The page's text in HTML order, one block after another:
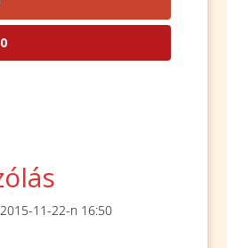
0
2015-11-22-n 16:50